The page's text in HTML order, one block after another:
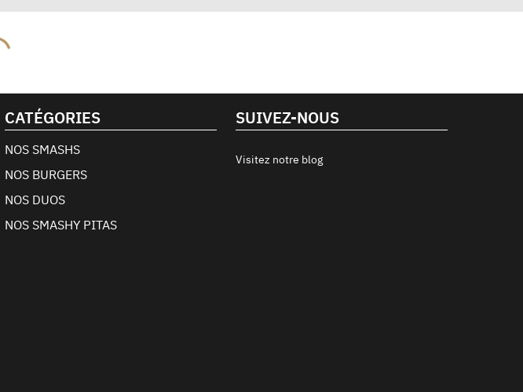
CATÉGORIES
NOS SMASHS
NOS BURGERS
NOS DUOS
NOS SMASHY PITAS
SUIVEZ-NOUS
Visitez notre blog